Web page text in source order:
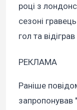
році з
сезоні
гол та
РЕКЛАМА
Раніше
запропонував